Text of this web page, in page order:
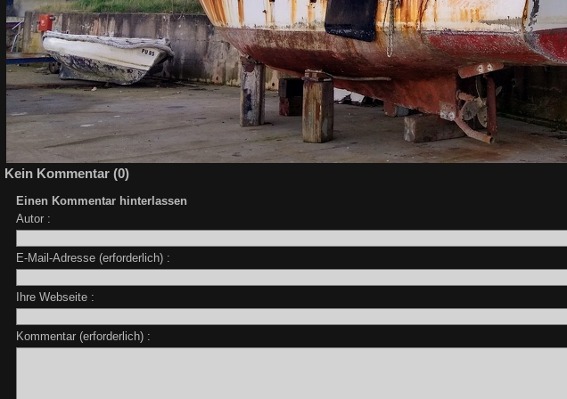
Kein Kommentar (0)
Einen Kommentar hinterlassen
Autor :
E-Mail-Adresse (erforderlich) :
Ihre Webseite :
Kommentar (erforderlich) :